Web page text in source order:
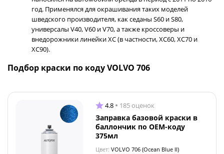
год. Применялся для окрашивания таких моделей
шведского производителя, как седаны S60 и S80,
универсалы V40, V60 и V70, а также кроссоверы и
внедорожники линейки XC (в частности, XC60, XC70 и
XC90).
Подбор краски по коду VOLVO 706
4.8 185 оценок
Заправка базовой краски в
баллончик по OEM-коду
375мл
Цвет: VOLVO 706 (Ocean Blue II)